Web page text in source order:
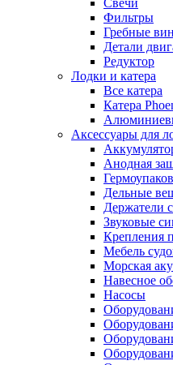
Свечи
Фильтры
Гребные
Детали
Редуктор
Лодки и катера
Все катера
Катера
Аксессуары для
Анодная
Дельные
Держатели
Звуковые
Крепления
Мебель
Морская
Навесное
Насосы